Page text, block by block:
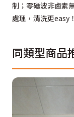
制；零磁波非鹵素
處理，清洗更easy！
同類型商品